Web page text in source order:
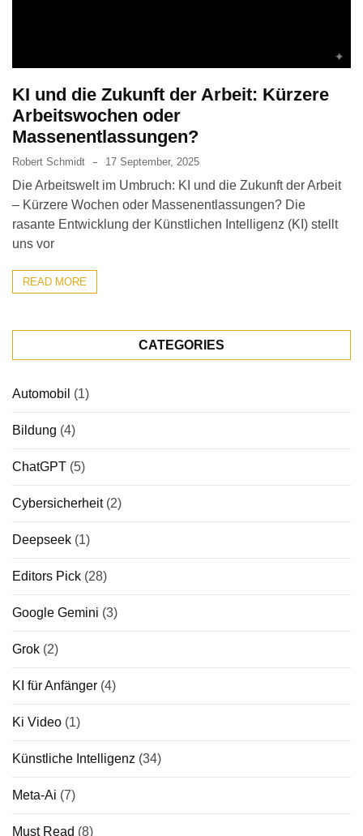
KI und die Zukunft der Arbeit: Kürzere
Arbeitswochen oder
Massenentlassungen?
Robert Schmidt 17 September, 2025
Die Arbeitswelt im Umbruch: KI und die Zukunft der Arbeit
– Kürzere Wochen oder Massenentlassungen? Die
rasante Entwicklung der Künstlichen Intelligenz (KI) stellt
uns vor
READ MORE
CATEGORIES
Automobil (1)
Bildung (4)
ChatGPT (5)
Cybersicherheit(2)
Deepseek (1)
Editors Pick (28)
Google Gemini (3)
Grok (2)
KI für Anfänger (4)
Ki Video (1)
Künstliche Intelligenz (34)
Meta-Ai (7)
Must Read (8)